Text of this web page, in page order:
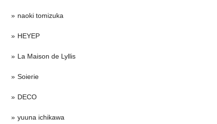
naoki tomizuka
HEYEP
La Maison de Lyllis
Soierie
DECO
yuuna ichikawa